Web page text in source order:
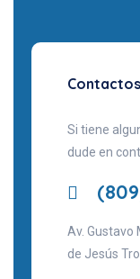
Si tiene
dude en
Av. Gustavo
de Jesús